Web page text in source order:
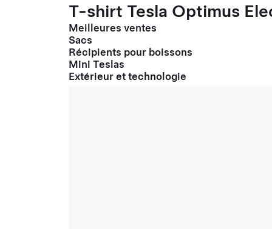
T-shirt Tesla Optimus
Meilleures ventes
Sacs
Récipients pour boissons
Mini Teslas
Extérieur et technologie